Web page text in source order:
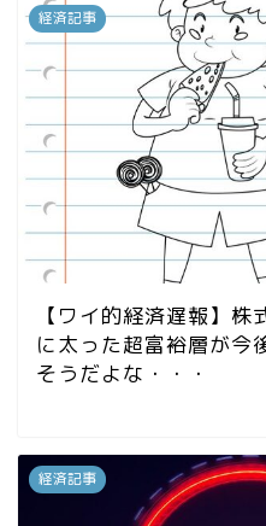
経済記事
【ワイ的経済遅報】
に太った超富裕層が
そうだよな・・・
経済記事